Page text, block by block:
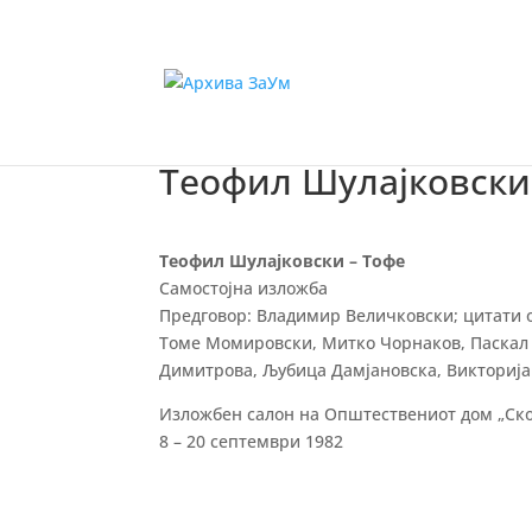
Теофил
Теофил Шулајковски – Тофе
Самостојна изложба
Предговор: Владимир Величковски; цитати
Томе Момировски, Митко Чорнаков, Паскал
Димитрова, Љубица Дамјановска,
Изложбен салон на Општествениот дом
8 – 20 септември 1982